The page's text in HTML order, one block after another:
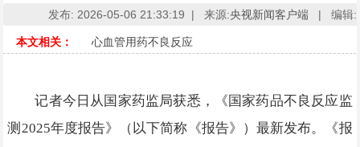
发布: 2026-05-06 21:33:19 | 来源:央视新闻客户端 | 编辑
本文相关： 心血管用药不良反应
记者今日从国家药监局获悉，《国家药品不良反应监
测2025年度报告》（以下简称《报告》）最新发布。《报